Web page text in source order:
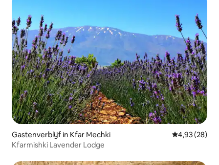
Gastenverblijf in Kfar Mechki Gemiddelde
4,93 (28)
Kfarmishki Lavender Lodge